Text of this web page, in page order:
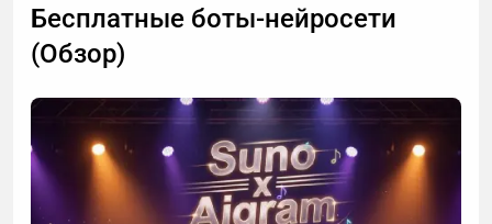
Бесплатные боты-нейросети
(Обзор)